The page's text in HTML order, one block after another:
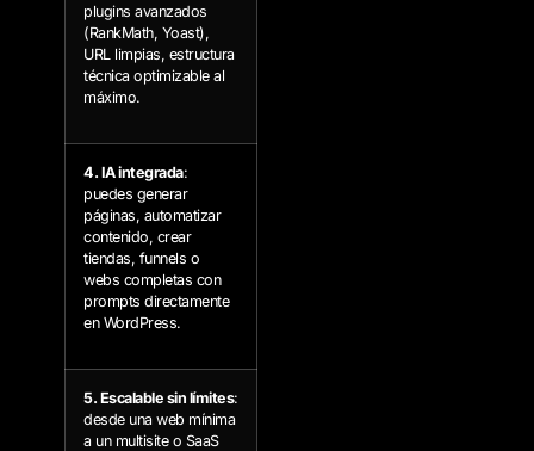
plugins avanzados
(RankMath, Yoast),
URL limpias, estructura
técnica optimizable al
máximo.
4. IA integrada:
puedes generar
páginas, automatizar
contenido, crear
tiendas, funnels o
webs completas con
prompts directamente
en WordPress.
5. Escalable sin límites:
desde una web mínima
a un multisite o SaaS